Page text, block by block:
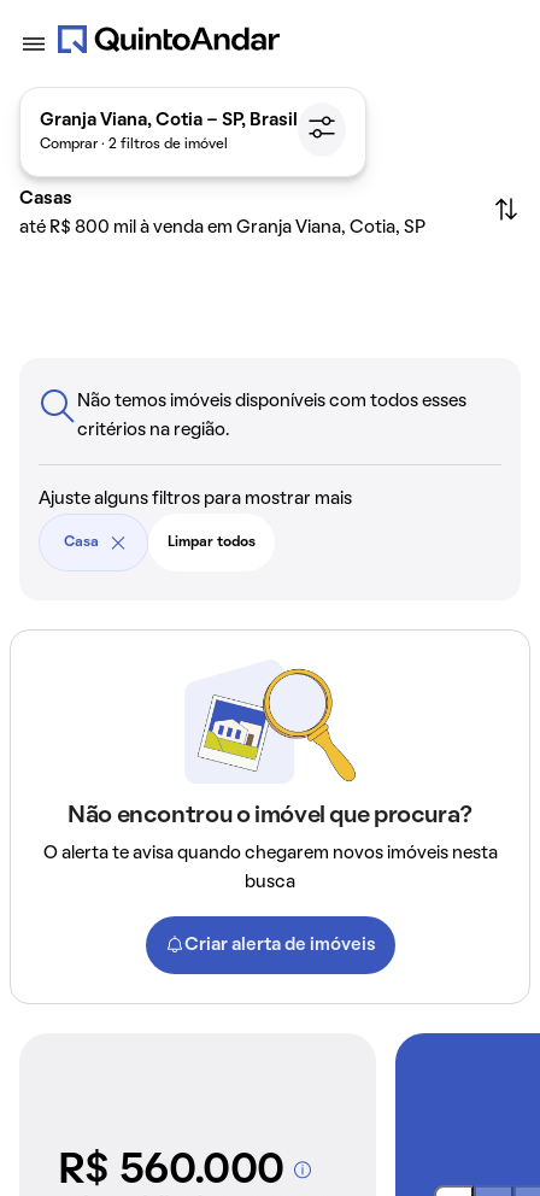
Granja Viana, Cotia - SP, Brasil
Comprar · 2 filtros de imóvel
Casas
até R$ 800 mil à venda em Granja Viana, Cotia, SP
Não temos imóveis disponíveis com todos esses
critérios na região.
Ajuste alguns filtros para mostrar mais
Casa Limpar todos
Não encontrou o imóvel que procura?
O alerta te avisa quando chegarem novos imóveis nesta
busca
Criar alerta de imóveis
R$ 560.000A partir dos imóveis